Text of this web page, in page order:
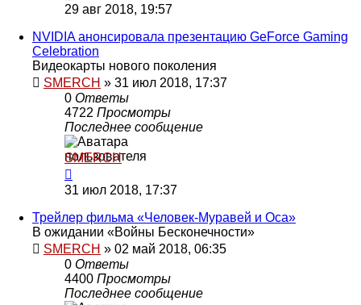
29 авг 2018, 19:57
NVIDIA анонсировала презентацию GeForce Gaming
Celebration
Видеокарты нового поколения
SMERCH » 31 июл 2018, 17:37
0 Ответы
4722 Просмотры
Последнее сообщение
SMERCH
31 июл 2018, 17:37
Трейлер фильма «Человек-Муравей и Оса»
В ожидании «Войны Бесконечности»
SMERCH » 02 май 2018, 06:35
0 Ответы
4400 Просмотры
Последнее сообщение